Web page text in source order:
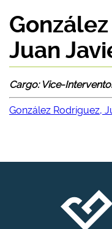
Juan
Cargo: Vice-
González Rodríguez,